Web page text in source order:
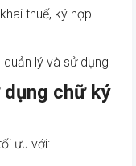
thuế, ký hợp
lý và sử dụng
chữ ký
ưu với: